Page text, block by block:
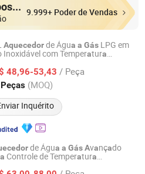
Principais Vendas Expositores 9.999+ Poder de Vendas
Aquecedorde Água a Gás LPG em
Inoxidável com Temperatura
48,96-53,43 / Peça
(MOQ)
Inquérito
Co., Ltd.
Desde 2026
de Água a GásAvançado
a Controle de Temperatura